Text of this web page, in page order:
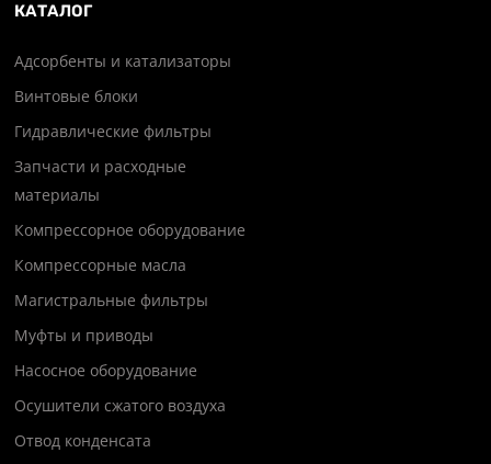
КАТАЛОГ
Адсорбенты и катализаторы
Винтовые блоки
Гидравлические фильтры
Запчасти и расходные
материалы
Компрессорное оборудование
Компрессорные масла
Магистральные фильтры
Муфты и приводы
Насосное оборудование
Осушители сжатого воздуха
Отвод конденсата